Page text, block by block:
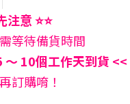
注意 ⭐⭐
等待備貨時間
～ 10個工作天到貨 <<
訂購唷！